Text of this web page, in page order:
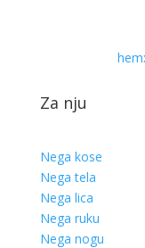
Za nju
Nega kose
Nega tela
Nega lica
Nega ruku
Nega nogu